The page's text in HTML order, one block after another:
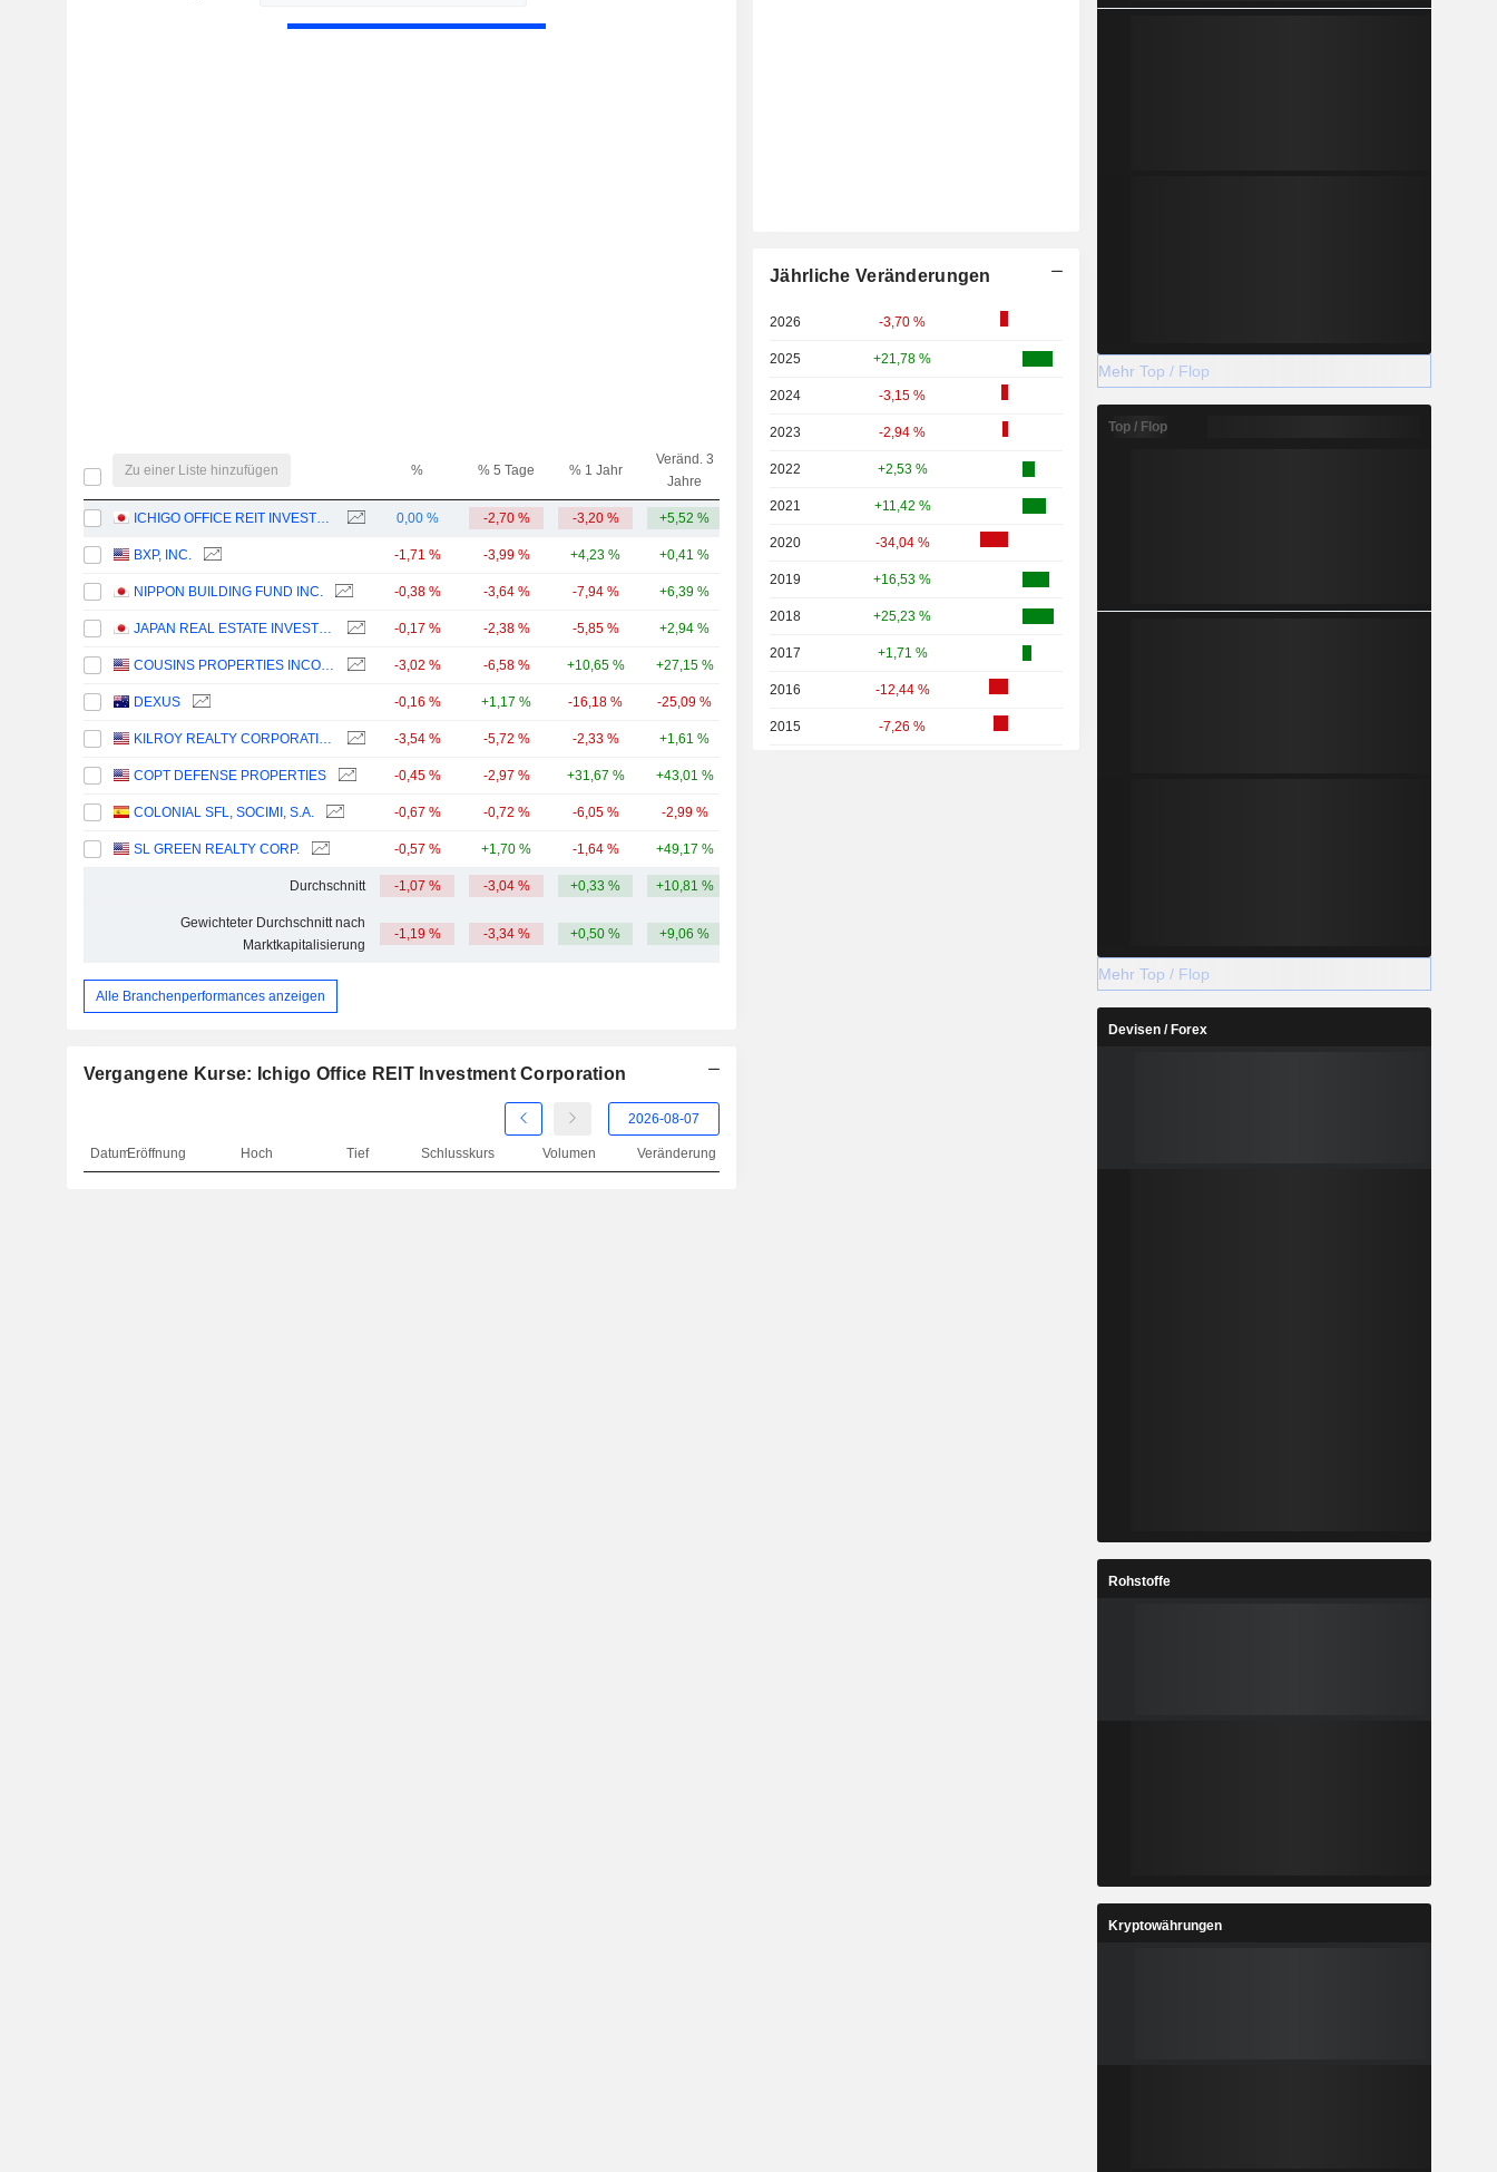
Zu einer Liste hinzufügen % % 5 Tage % 1 Jahr
Veränd. 3
Jahre
Kap.($)
ICHIGO OFFICE REIT INVESTMENT CORPORATION 0,00 % -2,70 % -3,20 % +5,52 %
BXP, INC. -1,71 % -3,99 % +4,23 % +0,41 %
NIPPON BUILDING FUND INC. -0,38 % -3,64 % -7,94 % +6,39 %
JAPAN REAL ESTATE INVESTMENT CORPORATION -0,17 % -2,38 % -5,85 % +2,94 %
COUSINS PROPERTIES INCORPORATED -3,02 % -6,58 % +10,65 % +27,15 %
DEXUS -0,16 % +1,17 % -16,18 % -25,09 %
KILROY REALTY CORPORATION -3,54 % -5,72 % -2,33 % +1,61 %
COPT DEFENSE PROPERTIES -0,45 % -2,97 % +31,67 % +43,01 %
COLONIAL SFL, SOCIMI, S.A. -0,67 % -0,72 % -6,05 % -2,99 %
SL GREEN REALTY CORP. -0,57 % +1,70 % -1,64 % +49,17 %
Durchschnitt -1,07 % -3,04 % +0,33 % +10,81 %
Gewichteter Durchschnitt nach
Marktkapitalisierung
-1,19 % -3,34 % +0,50 % +9,06 %
Alle Branchenperformances anzeigen
Vergangene Kurse: Ichigo Office REIT Investment Corporation
DatumEröffnung Hoch Tief Schlusskurs Volumen Veränderung
Jährliche Veränderungen
2026 -3,70 %
2025 +21,78 %
2024 -3,15 %
2023 -2,94 %
2022 +2,53 %
2021 +11,42 %
2020 -34,04 %
2019 +16,53 %
2018 +25,23 %
2017 +1,71 %
2016 -12,44 %
2015 -7,26 %
Mehr Top / Flop
Top / Flop
Mehr Top / Flop
Devisen / Forex
Rohstoffe
Kryptowährungen